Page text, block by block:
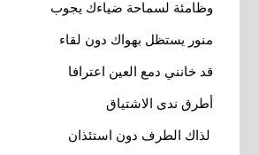
وظامئة لسماحة ضياءك يجوب
منور يستظل بهواك دون لقاء
قد خانني دمع العين اعترافا
أطرق ندى الاشتياق
لذاك الطرف دون استئذان